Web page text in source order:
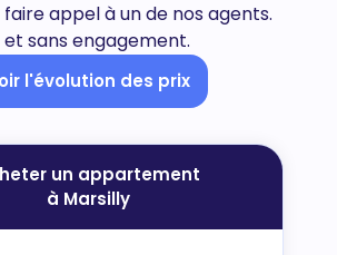
appel à un de nos agents.
sans engagement.
l'évolution des prix
un appartement
à Marsilly